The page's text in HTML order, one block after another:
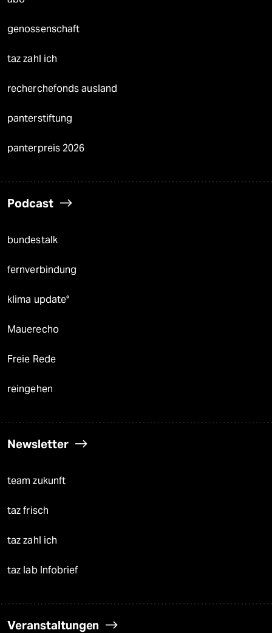
genossenschaft
taz zahl ich
recherchefonds ausland
panterstiftung
panterpreis 2026
Podcast
bundestalk
fernverbindung
klima update°
Mauerecho
Freie Rede
reingehen
Newsletter
team zukunft
taz frisch
taz zahl ich
taz lab Infobrief
Veranstaltungen